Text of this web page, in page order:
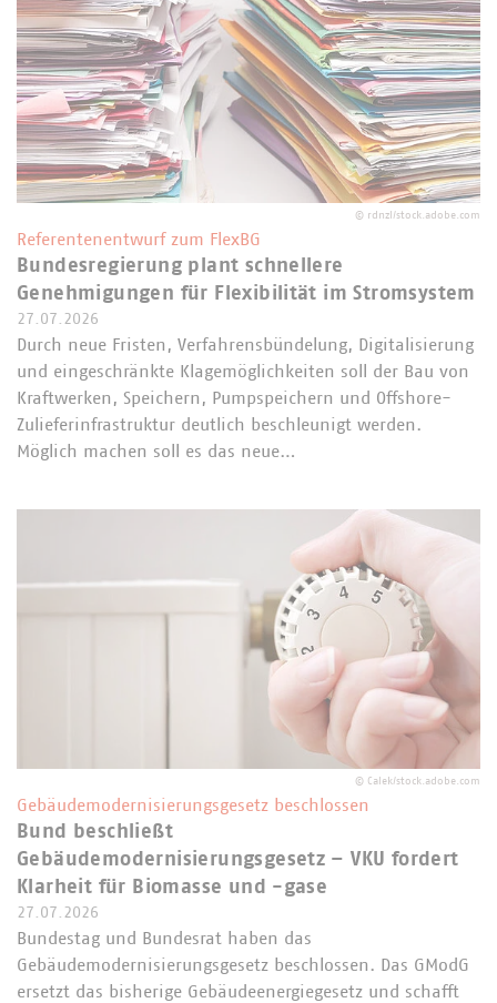
© rdnzl/stock.adobe.com
Referentenentwurf zum FlexBG
Bundesregierung plant schnellere
Genehmigungen für Flexibilität im Stromsystem
27.07.2026
Durch neue Fristen, Verfahrensbündelung, Digitalisierung
und eingeschränkte Klagemöglichkeiten soll der Bau von
Kraftwerken, Speichern, Pumpspeichern und Offshore-
Zulieferinfrastruktur deutlich beschleunigt werden.
Möglich machen soll es das neue…
© Calek/stock.adobe.com
Gebäudemodernisierungsgesetz beschlossen
Bund beschließt
Gebäudemodernisierungsgesetz – VKU fordert
Klarheit für Biomasse und -gase
27.07.2026
Bundestag und Bundesrat haben das
Gebäudemodernisierungsgesetz beschlossen. Das GModG
ersetzt das bisherige Gebäudeenergiegesetz und schafft